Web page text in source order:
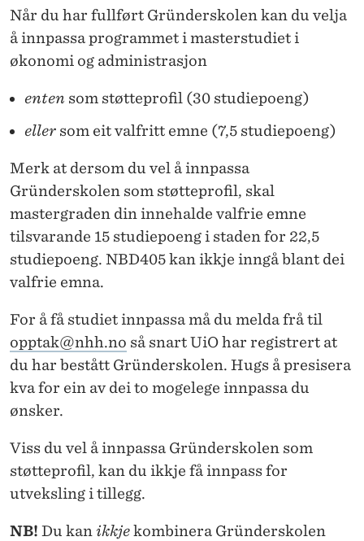
Når du har fullført Gründerskolen kan du velja
å innpassa programmet i masterstudiet i
økonomi og administrasjon
enten som støtteprofil (30 studiepoeng)
eller som eit valfritt emne (7,5 studiepoeng)
Merk at dersom du vel å innpassa
Gründerskolen som støtteprofil, skal
mastergraden din innehalde valfrie emne
tilsvarande 15 studiepoeng i staden for 22,5
studiepoeng. NBD405 kan ikkje inngå blant dei
valfrie emna.
For å få studiet innpassa må du melda frå til
opptak@nhh.no så snart UiO har registrert at
du har bestått Gründerskolen. Hugs å presisera
kva for ein av dei to mogelege innpassa du
ønsker.
Viss du vel å innpassa Gründerskolen som
støtteprofil, kan du ikkje få innpass for
utveksling i tillegg.
NB! Du kanikkjekombinera Gründerskolen